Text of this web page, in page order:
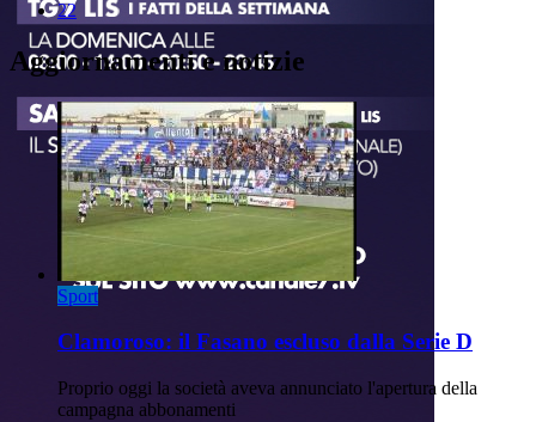
22
Aggiornamenti e notizie
Sport
Clamoroso: il Fasano escluso dalla Serie D
Proprio oggi la società aveva annunciato l'apertura della
campagna abbonamenti